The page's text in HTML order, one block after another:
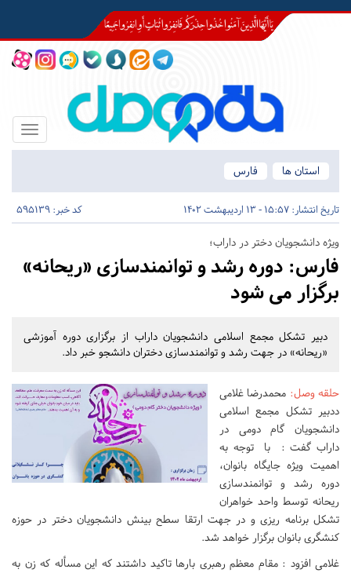
Toggle
استان ها
فارس
تاریخ انتشار: 15:57 - 13 اردیبهشت 1402 کد خبر: 595139
ویژه دانشجویان دختر در داراب؛
فارس: دوره رشد و توانمندسازی «ریحانه»
برگزار می شود
دبیر تشکل مجمع اسلامی دانشجویان داراب از برگزاری دوره آموزشی
«ریحانه» در جهت رشد و توانمندسازی دختران دانشجو خبر داد.
حلقه وصل: محمدرضا غلامی
ددبیر تشکل مجمع اسلامی
دانشجویان گام دومی در
داراب گفت : با توجه به
اهمیت ویژه جایگاه بانوان،
دوره رشد و توانمندسازی
ریحانه توسط واحد خواهران
تشکل برنامه ریزی و در جهت ارتقا سطح بینش دانشجویان دختر در حوزه
کنشگری بانوان برگزار خواهد شد.
غلامی افزود : مقام معظم رهبری بارها تاکید داشتند که این مسأله که زن به